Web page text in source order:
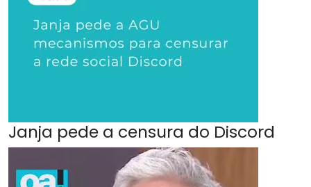
Janja pede a censura do Discord